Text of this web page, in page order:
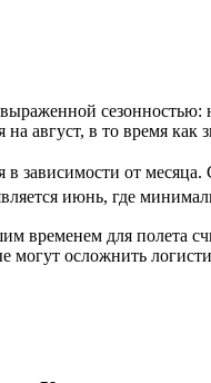
сезонностью:
август, в то время как
в зависимости от
июнь, где
временем для полета
могут осложнить